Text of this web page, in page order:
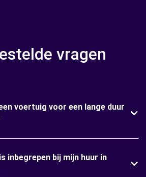
vragen
voertuig voor een lange duur
inbegrepen bij mijn huur in